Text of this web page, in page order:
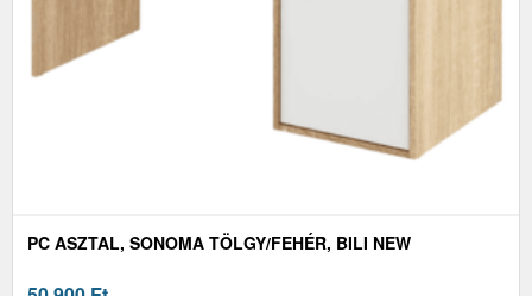
PC ASZTAL, SONOMA TÖLGY/FEHÉR, BILI NEW